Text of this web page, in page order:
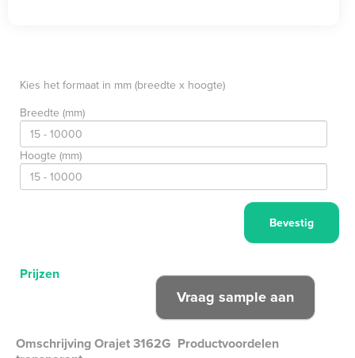
Kies het formaat in mm (breedte x hoogte)
Breedte (mm)
Hoogte (mm)
Prijzen
Omschrijving Orajet 3162G Productvoordelen